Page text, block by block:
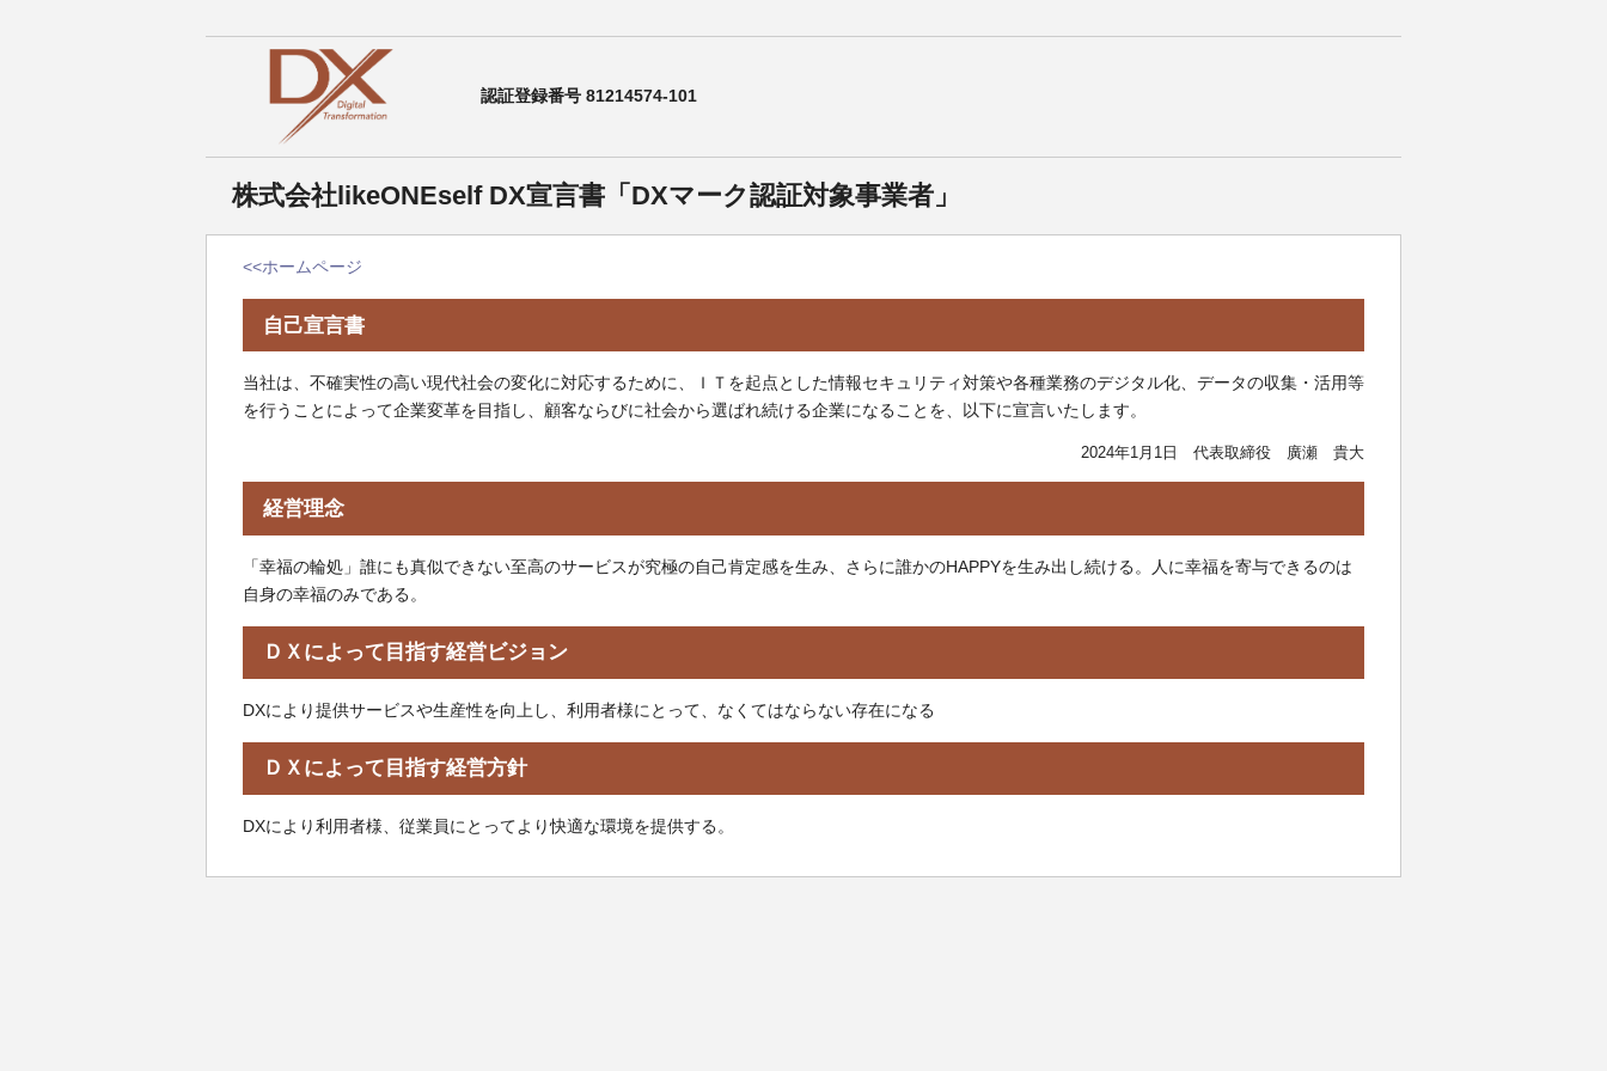
認証登録番号 81214574-101
株式会社likeONEself DX宣言書「DXマーク認証対象事業者」
<<ホームページ
自己宣言書
当社は、不確実性の高い現代社会の変化に対応するために、ＩＴを起点とした情報セキュリティ対策や各種業務のデジタル化、データの収集・活用等
を行うことによって企業変革を目指し、顧客ならびに社会から選ばれ続ける企業になることを、以下に宣言いたします。
2024年1月1日 代表取締役 廣瀬 貴大
経営理念
「幸福の輪処」誰にも真似できない至高のサービスが究極の自己肯定感を生み、さらに誰かのHAPPYを生み出し続ける。人に幸福を寄与できるのは
自身の幸福のみである。
ＤＸによって目指す経営ビジョン
DXにより提供サービスや生産性を向上し、利用者様にとって、なくてはならない存在になる
ＤＸによって目指す経営方針
DXにより利用者様、従業員にとってより快適な環境を提供する。